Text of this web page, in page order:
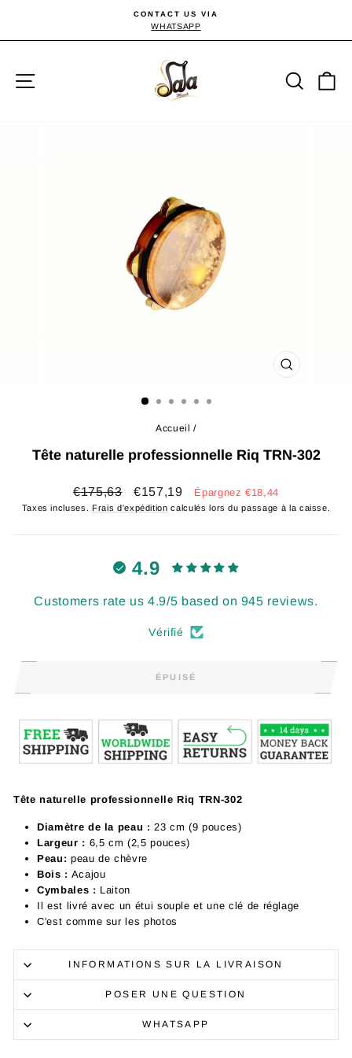
contenu
Diaporama
CONTACT US VIA
WHATSAPP
FERMER
Accueil /
Tête naturelle professionnelle Riq TRN-302
Prix
régulier
€175,63
Prix
réduit
€157,19 Épargnez €18,44
Taxes incluses. Frais d'expédition calculés lors du passage à la caisse.
4.9
Customers rate us 4.9/5 based on 945 reviews.
Vérifié
ÉPUISÉ
Tête naturelle professionnelle Riq TRN-302
Diamètre de la peau : 23 cm (9 pouces)
Largeur : 6,5 cm (2,5 pouces)
Peau: peau de chèvre
Bois : Acajou
Cymbales : Laiton
Il est livré avec un étui souple et une clé de réglage
C'est comme sur les photos
INFORMATIONS SUR LA LIVRAISON
POSER UNE QUESTION
WHATSAPP